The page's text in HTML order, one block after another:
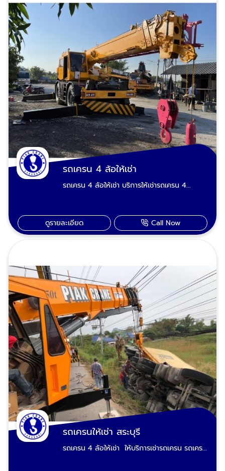
สะพาน-ตกคลอง-ตกคูน้ำ-ตกร่องกลางถนน
รถยนต์ รถบรรทุก รถน้ำมัน รถปูน รถบัส-รถทัวร์
สภาพหงายท้อง รถตะแคง รถคว่ำยกได้ ชนเละ
เป็นซาก เราผ่านงานพวกนี้มามากประสบการณ์
เยอะ ยกเคลื่อนย้ายได้ทุกเคสทุกสภาพ เรามีร
รถเครนให้เช่ารองรับงานในพื้นที่ อำเภอเมือง
สระบุรีหนองแค วิหารแดง หนองแซง แก่งคอย
เสาไห้ เฉลิมพระเกียรติ บ้านหมอ พระพุทธบาท
ดอนพุด หนองโดน วังม่วง หินกอง มวกเหล็ก
วังน้อย อุทัย ภาชี บางปะอิน พระนครศรีอยุธยา
ลพบุรี บ้านนา องครักษ์ นครนายก ปากช่อง เขา
ใหญ่ โคราช ติดต่อหารถเครนให้เช่า : 089-
983-8695, 085-771-2552
ยกกู้รถเกิดอุบัติเหตุ พร้อมให้บริการทุกงานยก
และขนย้ายเรียกใช้ได้ตลอด 24 ชั่วโมง คนขับ
เครนมีใบเซอร์ รถเครนทุกคันผ่านการตรวจเช็ค
สภาพสม่ำเสมอ มีใบ ปจ.2 บริการงานได้ไม่ติดขัด
เรียกหา "เปี๊ยกเครน" รับจ้างยกของหนัก ขน
ย้ายเครื่องจักร ติดตั้งบ้านระบบพรีคาสท์ บริการ
รับปรับหน้าดินปรับพื้นที่ ทั้งรถเครนและพนักงาน
ขับรถเครนได้ผ่านการตรวจเช็คและอบรมจาก
วิศวกร (สามัญวิศวกร สาขาวิศวกรรมเครื่องกล)
พร้อมบริการในพื้นที่จังหวัดสระบุรี
พระนครศรีอยุธยา ลพบุรี ปากช่อง-เขาใหญ่-
โคราช และจังหวัดเขตพื้นที่ใกล้เคียง บริการรถ
เครนรับจ้าง งานยกไซต์งานก่อสร้าง ยกแผ่นผนัง
พรีคาสท์งานก่อสร้าง ยกเหล็กบีม ยกโครง
หลังคาโรงงาน-โครงหลังคาปั๊มน้ำมัน โครงสร้าง
เหล็ก ยกเสาป้ายทาวเวอร์ ยกบ้านสำเร็จรูป ยกหิน
ขนาดใหญ่ บริการรถเครนให้เช่า งานยกสำหรับ
โรงงาน ยกหม้อแปลงไฟฟ้า ยกเครื่องชิลเลอร์
ยกเครื่องจักรโรงงาน ยกคานรอกเครน รถเครน
เช่า บริการงานยกสำหรับหน่วยงานราชการ และ
ทั่วไป แผ่นประตูระบายน้ำชลประทาน ยกเสาโคมไฟ
รูปปั้นรูปแกะสลักขนาดใหญ่ เรียกรถเครน
สระบุรี บริการฉุกเฉิน ยกกู้รถอุบัติเหตุบนท้อง
ถนน กู้รถตกสะพาน-ตกคลอง-ตกคูน้ำ-ตกร่อง
กลางถนน รถยนต์ รถบรรทุก รถน้ำมัน รถปูน รถ
บัส-รถทัวร์ สภาพหงายท้อง รถตะแคง รถคว่ำยก
ได้ ชนเละเป็นซาก เราผ่านงานพวกนี้มามาก
ประสบการณ์เยอะ ยกเคลื่อนย้ายได้ทุกเคสทุก
สภาพ เรามีรถเครนยกของรับจ้างพื้นที่ อำเภอ
เมืองสระบุรีหนองแค วิหารแดง หนองแซง
แก่งคอย เสาไห้ เฉลิมพระเกียรติ บ้านหมอ
พระพุทธบาท ดอนพุด หนองโดน วังม่วง หิน
กอง มวกเหล็ก วังน้อย อุทัย ภาชี บางปะอิน
พระนครศรีอยุธยา ลพบุรี บ้านนา องครักษ์
นครนายก ปากช่อง เขาใหญ่ โคราช ติดต่อเรียกใช้
บริการรถเครนยกของรับจ้าง 089-983-8695,
085-771-2552
รถเครน 4 ล้อให้เช่า
รถเครน 4 ล้อให้เช่า บริการให้เช่ารถเครน 4
แก่งคอย เสาไห้ เฉลิมพระเกียรติ บ้านหมอ
พระพุทธบาท ดอนพุด หนองโดน วังม่วง หิน
กอง มวกเหล็ก วังน้อย อุทัย ภาชี บางปะอิน
เขตพื้นที่ใกล้เคียง ติดต่อเรียกใช้บริการเช่ารถ
แม็คโคร : 089-983-8695, 085-771-2552
ดูรายละเอียด Call Now
รถเครนให้เช่า สระบุรี
รถเครน 4 ล้อให้เช่า ให้บริการเช่ารถเครน รถเครน